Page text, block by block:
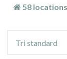
58 locations
tri
Tri standard